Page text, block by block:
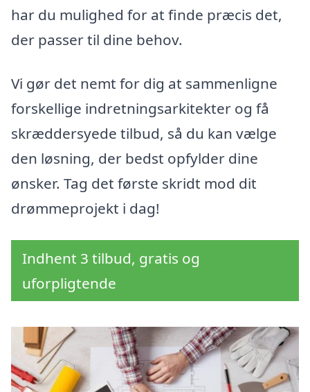
har du mulighed for at finde præcis det,
der passer til dine behov.
Vi gør det nemt for dig at sammenligne
forskellige indretningsarkitekter og få
skræddersyede tilbud, så du kan vælge
den løsning, der bedst opfylder dine
ønsker. Tag det første skridt mod dit
drømmeprojekt i dag!
Indhent 3 tilbud, gratis og
uforpligtende